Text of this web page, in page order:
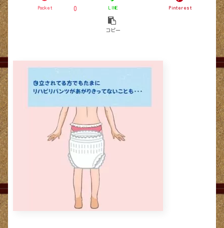
Pocket 0 LINE Pinterest
コピー